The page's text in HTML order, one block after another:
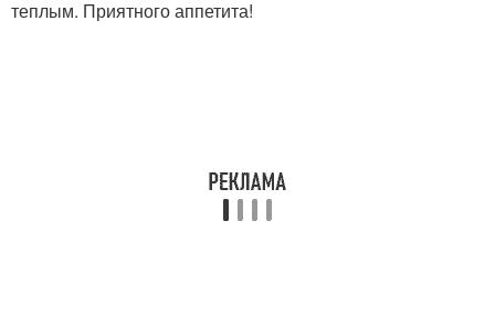
теплым. Приятного аппетита!